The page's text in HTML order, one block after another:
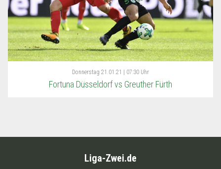
Donnerstag 21.01.21 | 07:30 Uhr
Fortuna Düsseldorf vs Greuther Fürth
Liga-Zwei.de